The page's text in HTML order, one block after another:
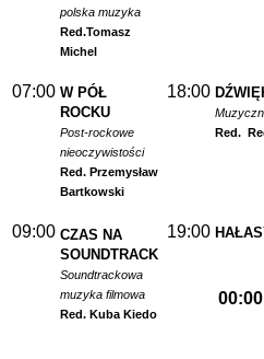
polska muzyka
Red.Tomasz
Michel
07:00 W PÓŁ
ROCKU
Post-rockowe
nieoczywistości
Red. Przemysław
Bartkowski
18:00
Red.
09:00 CZAS NA
SOUNDTRACK
Soundtrackowa
muzyka filmowa
Red. Kuba Kiedo
19:00
00:00